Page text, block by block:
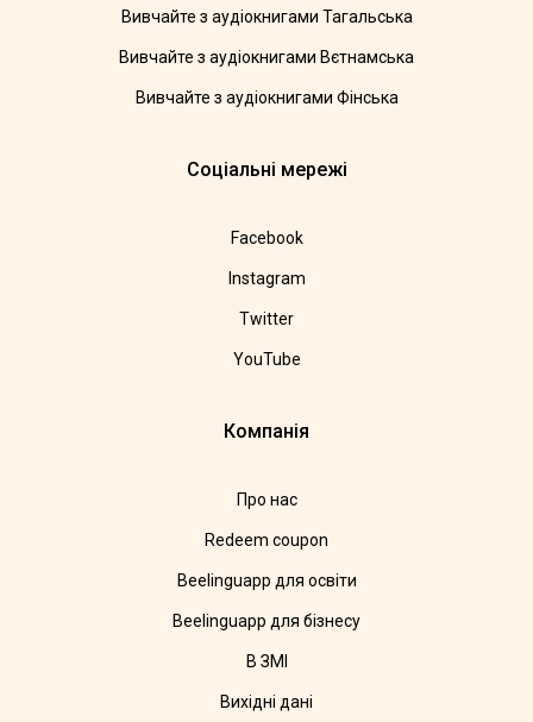
Вивчайте з аудіокнигами Тагальська
Вивчайте з аудіокнигами Вєтнамська
Вивчайте з аудіокнигами Фінська
Соціальні мережі
Facebook
Instagram
Twitter
YouTube
Компанія
Про нас
Redeem coupon
Beelinguapp для освіти
Beelinguapp для бізнесу
В ЗМІ
Вихідні дані